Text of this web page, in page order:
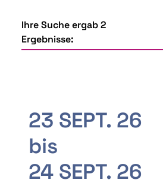
Ihre Suche ergab 2
Ergebnisse:
23 SEPT. 26
bis
24 SEPT. 26